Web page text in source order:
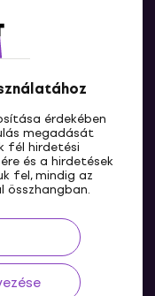
érdekében
megadását
fél hirdetési
és a hirdetések
fel, mindig az
összhangban.